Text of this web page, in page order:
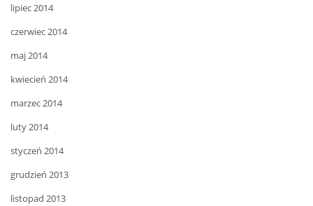
lipiec 2014
czerwiec 2014
maj 2014
kwiecień 2014
marzec 2014
luty 2014
styczeń 2014
grudzień 2013
listopad 2013